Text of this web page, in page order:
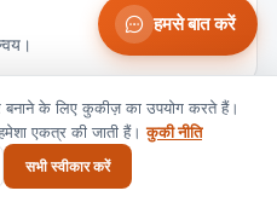
Freight)
हमसे बात करें
के लिए कुकीज़ का उपयोग करते हैं।
एकत्र की जाती हैं।कुकी नीति
सभी स्वीकार करें